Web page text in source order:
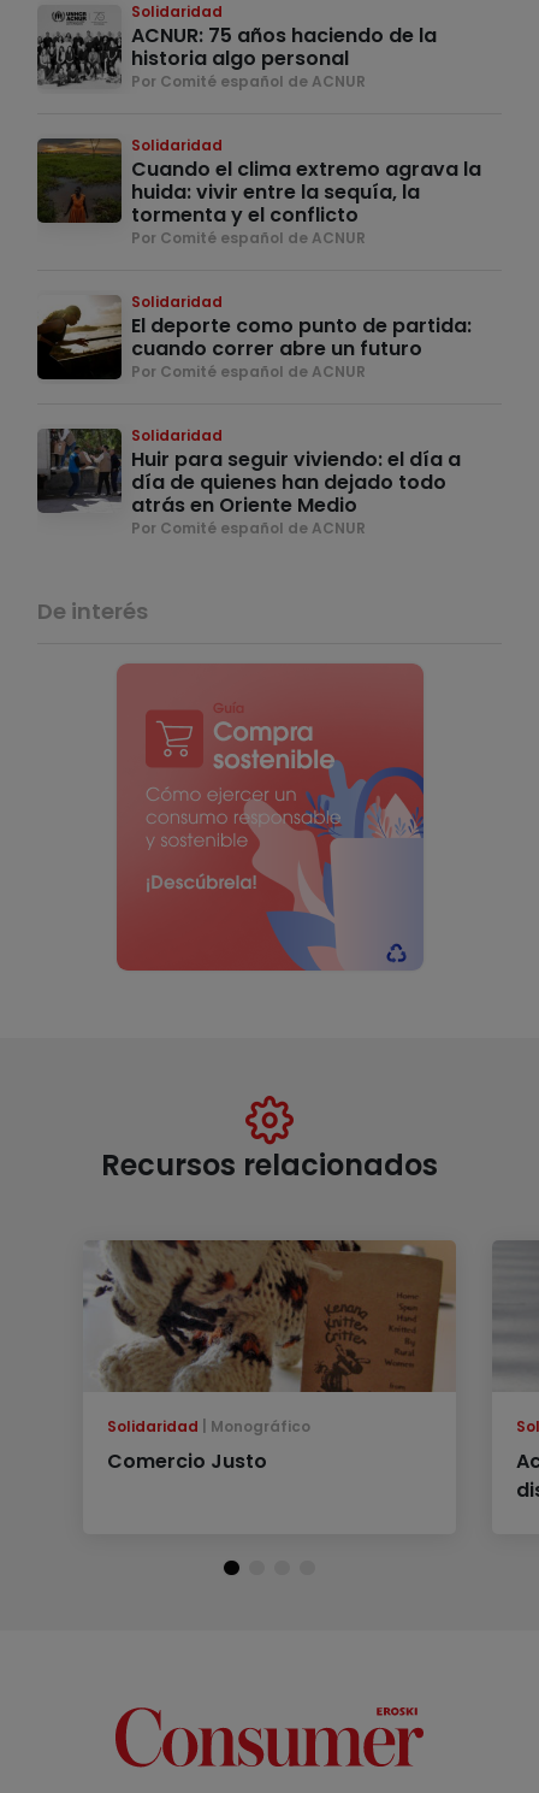
Solidaridad
ACNUR: 75 años haciendo de la
historia algo personal
Por Comité español de ACNUR
Solidaridad
Cuando el clima extremo agrava la
huida: vivir entre la sequía, la
tormenta y el conflicto
Por Comité español de ACNUR
Solidaridad
El deporte como punto de partida:
cuando correr abre un futuro
Por Comité español de ACNUR
Solidaridad
Huir para seguir viviendo: el día a
día de quienes han dejado todo
atrás en Oriente Medio
Por Comité español de ACNUR
De interés
Recursos relacionados
Solidaridad Monográfico
Comercio Justo